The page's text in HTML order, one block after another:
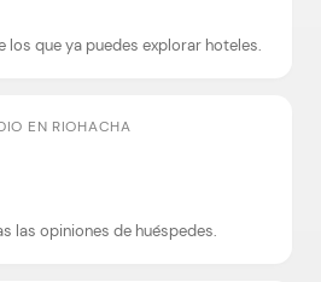
los que ya puedes explorar hoteles.
EN RIOHACHA
las opiniones de huéspedes.